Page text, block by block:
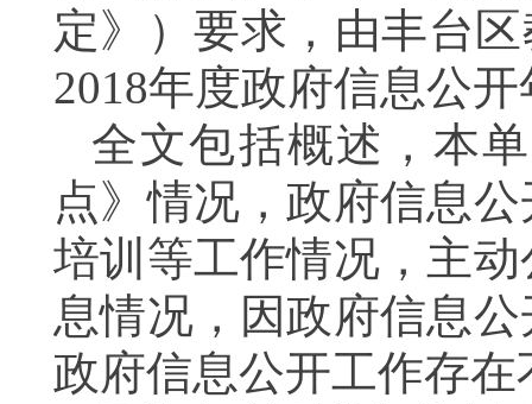
定》）要求，由丰台
2018年度政府信息
全文包括概述，本
点》情况，政府信息
培训等工作情况，主
息情况，因政府信息
政府信息公开工作存